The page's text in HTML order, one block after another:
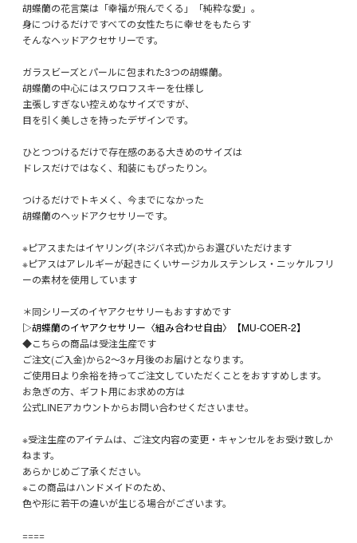
胡蝶蘭の花言葉は「幸福が飛んでくる」「純粋な愛」。
身につけるだけですべての女性たちに幸せをもたらす
そんなヘッドアクセサリーです。
ガラスビーズとパールに包まれた3つの胡蝶蘭。
胡蝶蘭の中心にはスワロフスキーを仕様し
主張しすぎない控えめなサイズですが、
目を引く美しさを持ったデザインです。
ひとつつけるだけで存在感のある大きめのサイズは
ドレスだけではなく、和装にもぴったりン。
つけるだけでトキメく、今までになかった
胡蝶蘭のヘッドアクセサリーです。
※ピアスまたはイヤリング(ネジバネ式)からお選びいただけます
※ピアスはアレルギーが起きにくいサージカルステンレス・ニッケルフリ
ーの素材を使用しています
＊同シリーズのイヤアクセサリーもおすすめです
▷胡蝶蘭のイヤアクセサリー〈組み合わせ自由〉【MU-COER-2】
◆こちらの商品は受注生産です
ご注文(ご入金)から2〜3ヶ月後のお届けとなります。
ご使用日より余裕を持ってご注文していただくことをおすすめします。
お急ぎの方、ギフト用にお求めの方は
公式LINEアカウントからお問い合わせくださいませ。
※受注生産のアイテムは、ご注文内容の変更・キャンセルをお受け致しか
ねます。
あらかじめご了承ください。
※この商品はハンドメイドのため、
色や形に若干の違いが生じる場合がございます。
====